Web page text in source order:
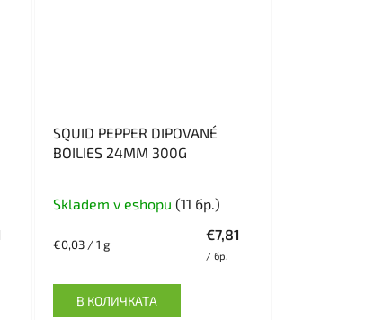
SQUID PEPPER DIPOVANÉ
BOILIES 24MM 300G
Skladem v eshopu (11 бр.)
€7,81
/ бр.
Измерване
€0,03 / 1 g
В КОЛИЧКАТА